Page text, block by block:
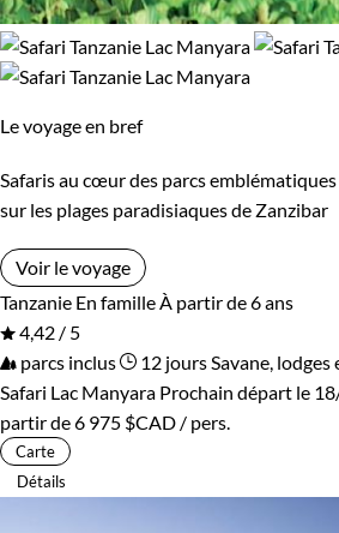
Le voyage en bref
Safaris au cœur des parcs
sur les plages paradisiaques de Zanzibar
Voir le voyage
Tanzanie En famille À partir de 6 ans
4,42 / 5
parcs inclus
12 jours Savane, lodges
Safari Lac Manyara Prochain départ le
partir de6 975 $CAD / pers.
Carte
Détails